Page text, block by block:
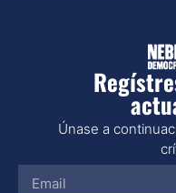
Únase a